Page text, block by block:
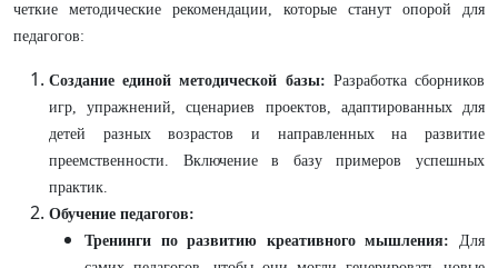
четкие методические рекомендации, которые станут опорой для
педагогов:
Создание единой методической базы: Разработка сборников
игр, упражнений, сценариев проектов, адаптированных для
детей разных возрастов и направленных на развитие
преемственности. Включение в базу примеров успешных
практик.
Обучение педагогов:
Тренинги по развитию креативного мышления: Для